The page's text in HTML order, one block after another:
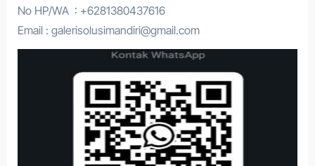
No HP/WA : +6281380437616
Email : galerisolusimandiri@gmail.com